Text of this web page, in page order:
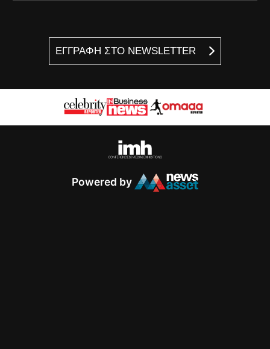
ΕΓΓΡΑΦΗ ΣΤΟ NEWSLETTER
Powered by